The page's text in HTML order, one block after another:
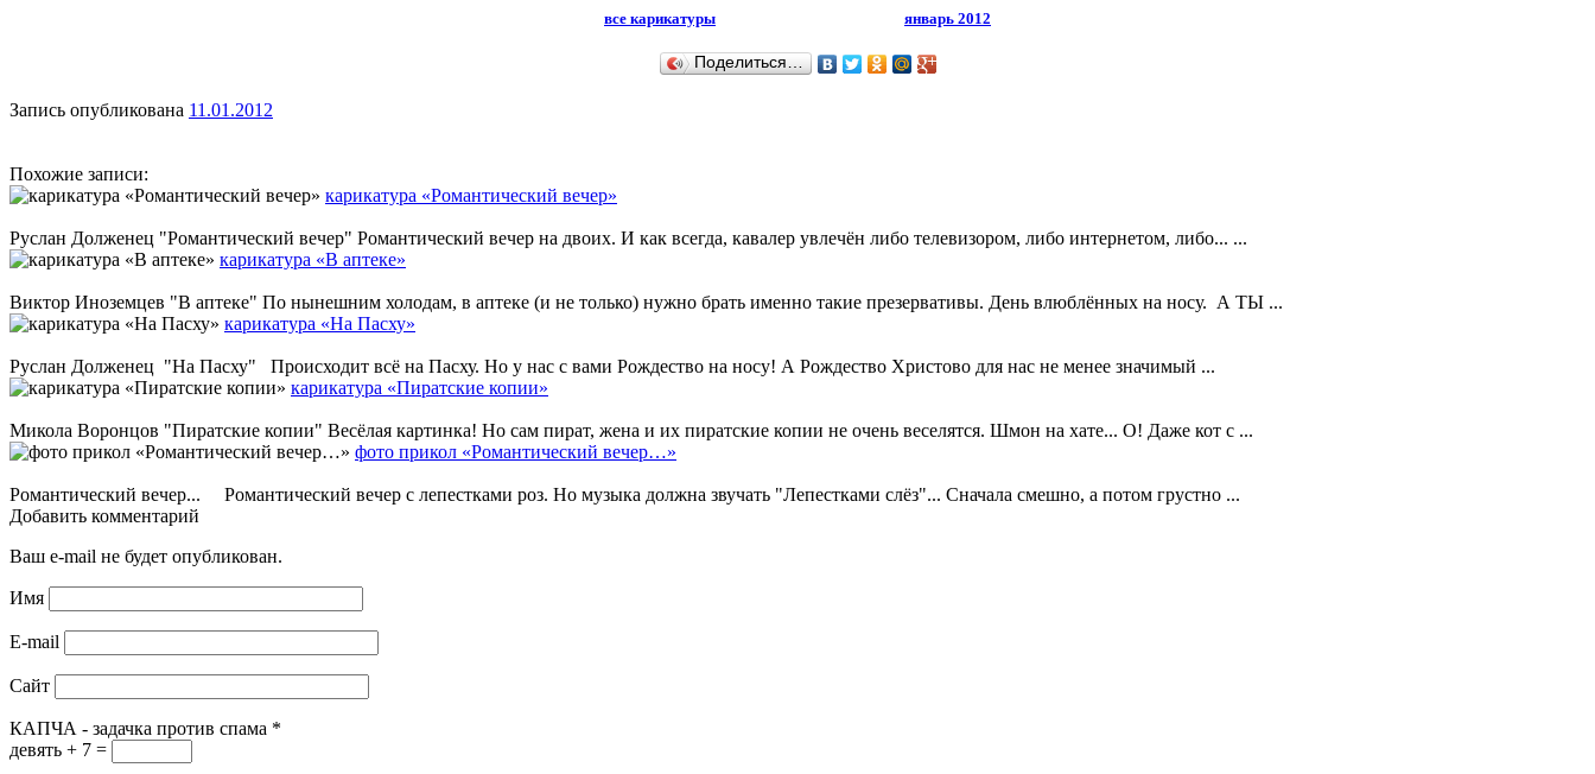
все карикатуры январь 2012
Поделиться…
Запись опубликована 11.01.2012
Похожие записи:
карикатура «Романтический вечер»
Руслан Долженец "Романтический вечер" Романтический вечер на двоих. И как всегда, кавалер увлечён либо телевизором, либо интернетом, либо... ...
карикатура «В аптеке»
Виктор Иноземцев "В аптеке" По нынешним холодам, в аптеке (и не только) нужно брать именно такие презервативы. День влюблённых на носу. А ТЫ ...
карикатура «На Пасху»
Руслан Долженец "На Пасху" Происходит всё на Пасху. Но у нас с вами Рождество на носу! А Рождество Христово для нас не менее значимый ...
карикатура «Пиратские копии»
Микола Воронцов "Пиратские копии" Весёлая картинка! Но сам пират, жена и их пиратские копии не очень веселятся. Шмон на хате... О! Даже кот с ...
фото прикол «Романтический вечер…»
Романтический вечер... Романтический вечер с лепестками роз. Но музыка должна звучать "Лепестками слёз"... Сначала смешно, а потом грустно ...
Добавить комментарий
Ваш e-mail не будет опубликован.
Имя
E-mail
Сайт
КАПЧА - задачка против спама *
девять + 7 =